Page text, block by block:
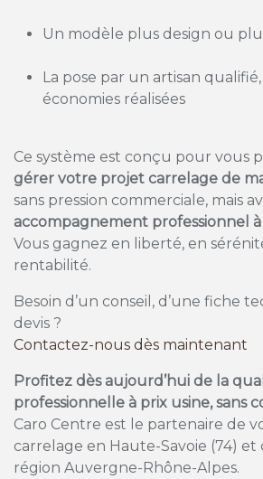
Un modèle plus design ou
La pose par un artisan
économies réalisées
Ce système est conçu pour vous
gérer votre projet carrelage de
sans pression commerciale, mais
accompagnement professionnel
Vous gagnez en liberté, en
rentabilité.
Besoin d’un conseil, d’une fiche
devis ?
Contactez-nous dès maintenant
Profitez dès aujourd’hui de la
professionnelle à prix usine, sans
Caro Centre est le partenaire de
carrelage en Haute-Savoie (74)
région Auvergne-Rhône-Alpes.